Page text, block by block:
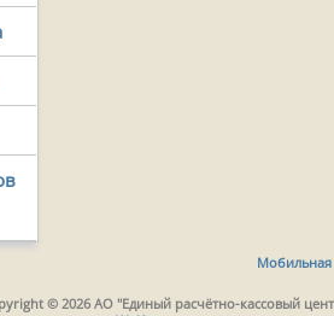
Мобильная
© 2026 АО "Единый расчётно-кассовый